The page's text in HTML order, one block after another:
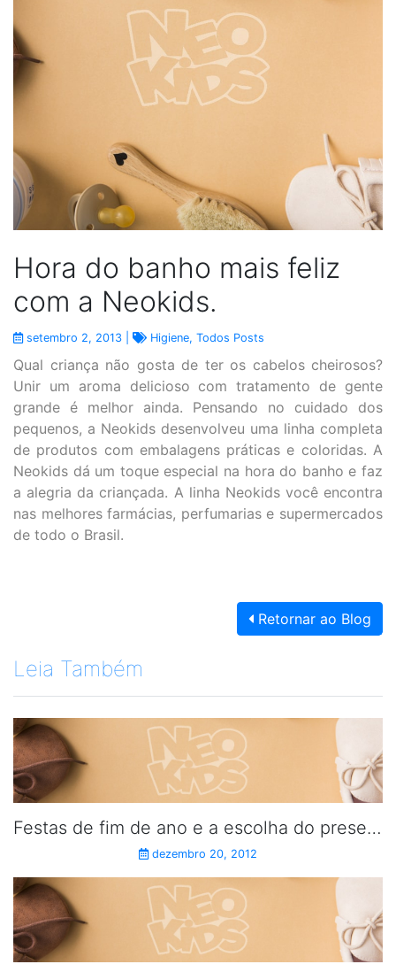
Hora do banho mais feliz
com a Neokids.
setembro 2, 2013 | Higiene, Todos Posts
Qual criança não gosta de ter os cabelos cheirosos?
Unir um aroma delicioso com tratamento de gente
grande é melhor ainda. Pensando no cuidado dos
pequenos, a Neokids desenvolveu uma linha completa
de produtos com embalagens práticas e coloridas. A
Neokids dá um toque especial na hora do banho e faz
a alegria da criançada. A linha Neokids você encontra
nas melhores farmácias, perfumarias e supermercados
de todo o Brasil.
Retornar ao Blog
Leia Também
Festas de fim de ano e a escolha do presente das crianças.
dezembro 20, 2012